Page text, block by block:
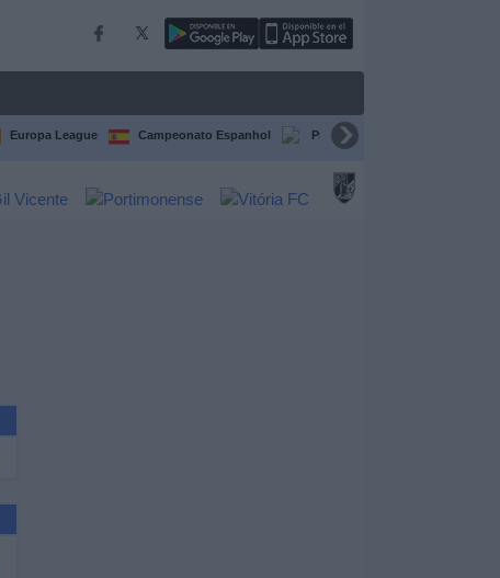
Europa League Campeonato Espanhol Premier League